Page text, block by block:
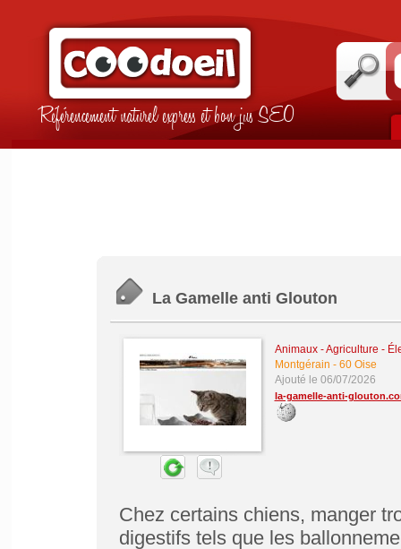
Référencement naturel express et bon jus SEO
La Gamelle anti Glouton
Animaux - Agriculture -
Montgérain - 60 Oise
Ajouté le 06/07/2026
la-gamelle-anti-
Chez certains chiens, manger
digestifs tels que les